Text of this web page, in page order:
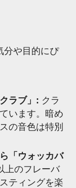
分や目的にぴ
ラブ」: クラ
います。暗め
の音色は特別
「ウォッカバ
上のフレーバ
ティングを楽